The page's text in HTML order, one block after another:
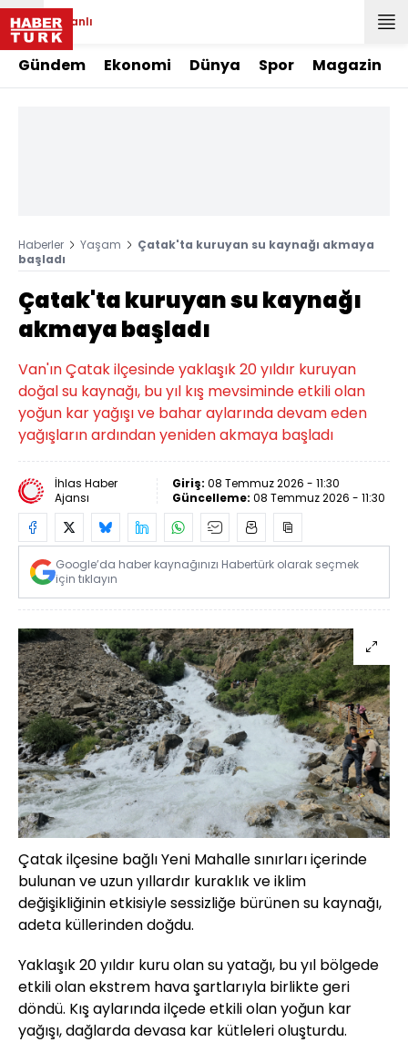
Canlı
Gündem Ekonomi Dünya Spor Magazin
Haberler Yaşam
Çatak'ta kuruyan su kaynağı akmaya
başladı
Çatak'ta kuruyan su kaynağı
akmaya başladı
Van'ın Çatak ilçesinde yaklaşık 20 yıldır kuruyan
doğal su kaynağı, bu yıl kış mevsiminde etkili olan
yoğun kar yağışı ve bahar aylarında devam eden
yağışların ardından yeniden akmaya başladı
İhlas Haber
Ajansı
Giriş: 08 Temmuz 2026 - 11:30
Güncelleme: 08 Temmuz 2026 - 11:30
Google’da haber kaynağınızı Habertürk olarak seçmek
için tıklayın
Çatak ilçesine bağlı Yeni Mahalle sınırları içerinde
bulunan ve uzun yıllardır kuraklık ve iklim
değişikliğinin etkisiyle sessizliğe bürünen su kaynağı,
adeta küllerinden doğdu.
Yaklaşık 20 yıldır kuru olan su yatağı, bu yıl bölgede
etkili olan ekstrem hava şartlarıyla birlikte geri
döndü. Kış aylarında ilçede etkili olan yoğun kar
yağışı, dağlarda devasa kar kütleleri oluşturdu.